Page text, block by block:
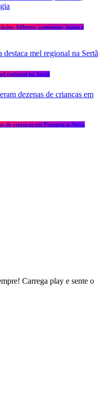
bilhetes, campismo, mapa e
regional na Sertã
de crianças em Proença-a-Nova
Carrega play e sente o